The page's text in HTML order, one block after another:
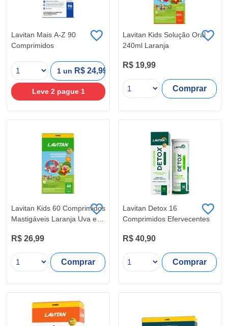
Lavitan Mais A-Z 90
Comprimidos
1 un R$ 24,99
Leve 2pague 1
Lavitan Kids Solução Oral
240ml Laranja
R$ 19,99
Comprar
Lavitan Kids 60 Comprimidos
Mastigáveis Laranja Uva e
R$ 26,99
Comprar
Lavitan Detox 16
Comprimidos Efervecentes
R$ 40,90
Comprar